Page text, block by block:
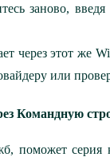
заново,
через этот же
или
Командную
поможет серия